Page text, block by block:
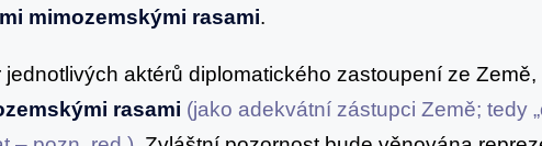
mimozemskými rasami.
aktérů diplomatického zastoupení ze Země,
rasami (jako adekvátní zástupci Země; tedy